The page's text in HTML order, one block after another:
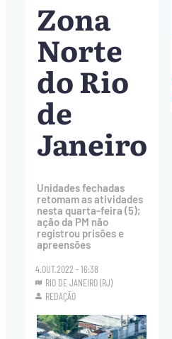
Zona
Norte
do Rio
de
Janeiro
Unidades fechadas
retomam as atividades
nesta quarta-feira (5);
ação da PM não
registrou prisões e
apreensões
4.OUT.2022 - 16:38
RIO DE JANEIRO (RJ)
REDAÇÃO